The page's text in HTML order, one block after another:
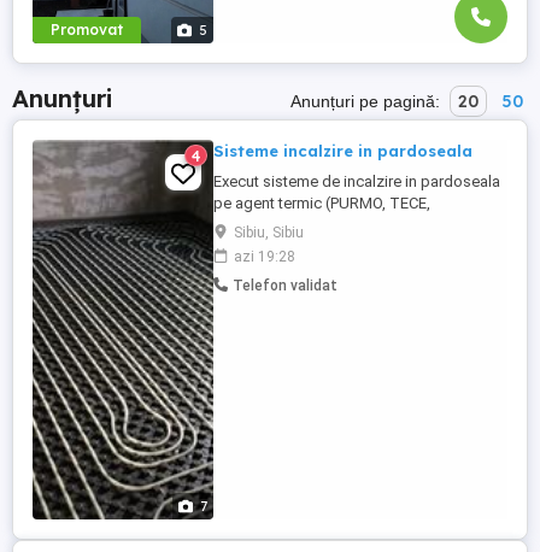
Promovat 5
Anunțuri Anunțuri pe pagină: 20 50
7
4 Sisteme incalzire in pardoseala
Execut sisteme de incalzire in pardoseala
pe agent termic (PURMO, TECE,
FRANKISCHE, UPONOR).
Sibiu, Sibiu
azi 19:28
Telefon validat